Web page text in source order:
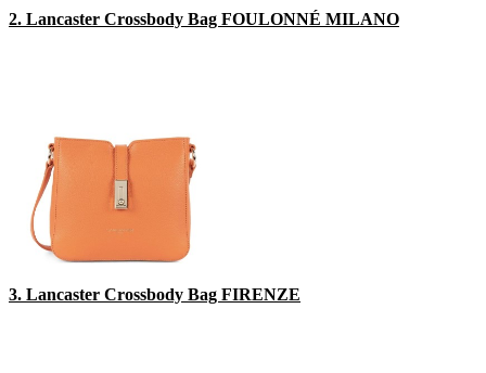
2. Lancaster Crossbody Bag FOULONNÉ MILANO
3. Lancaster Crossbody Bag FIRENZE